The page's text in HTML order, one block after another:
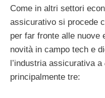
Come in altri settori
assicurativo si procede
per far fronte alle nuove
novità in campo tech e
l’industria assicurativa a
principalmente tre: